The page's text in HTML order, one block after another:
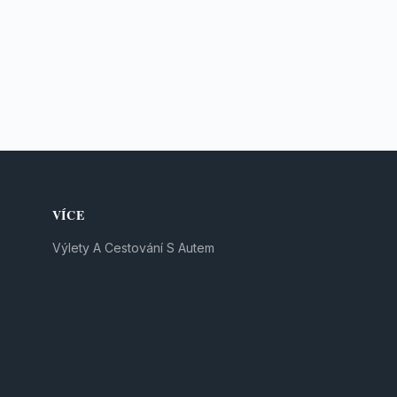
VÍCE
Výlety A Cestování S Autem